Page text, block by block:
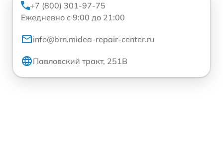
+7 (800) 301-97-75
Ежедневно с 9:00 до 21:00
info@brn.midea-repair-center.ru
Павловский тракт, 251В